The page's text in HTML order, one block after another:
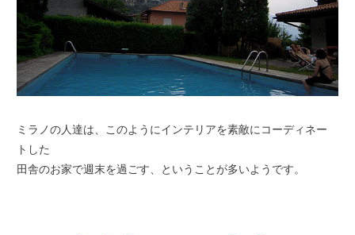
ミラノの人達は、このようにインテリアを素敵にコーディネー
トした
田舎のお家で週末を過ごす、ということが多いようです。